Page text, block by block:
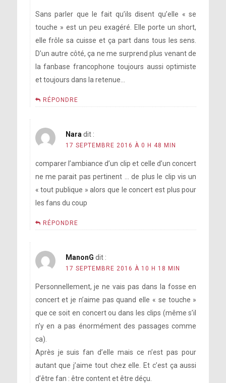
Sans parler que le fait qu’ils disent qu’elle « se
touche » est un peu exagéré. Elle porte un short,
elle frôle sa cuisse et ça part dans tous les sens.
D’un autre côté, ça ne me surprend plus venant de
la fanbase francophone toujours aussi optimiste
et toujours dans la retenue…
RÉPONDRE
Nara dit :
17 SEPTEMBRE 2016 À 0 H 48 MIN
comparer l’ambiance d’un clip et celle d’un concert
ne me parait pas pertinent … de plus le clip vis un
« tout publique » alors que le concert est plus pour
les fans du coup
RÉPONDRE
ManonG dit :
17 SEPTEMBRE 2016 À 10 H 18 MIN
Personnellement, je ne vais pas dans la fosse en
concert et je n’aime pas quand elle « se touche »
que ce soit en concert ou dans les clips (même s’il
n’y en a pas énormément des passages comme
ca).
Après je suis fan d’elle mais ce n’est pas pour
autant que j’aime tout chez elle. Et c’est ça aussi
d’être fan : être content et être déçu.